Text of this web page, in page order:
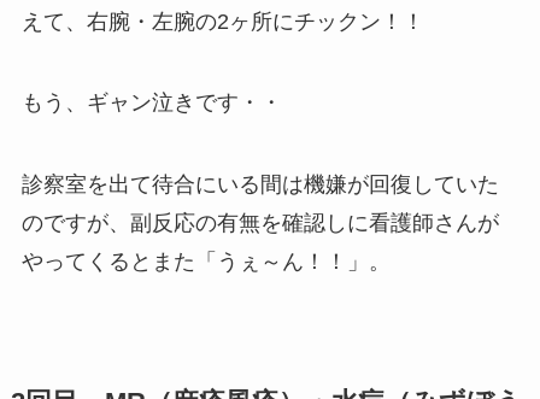
えて、右腕・左腕の2ヶ所にチックン！！
もう、ギャン泣きです・・
診察室を出て待合にいる間は機嫌が回復していた
のですが、副反応の有無を確認しに看護師さんが
やってくるとまた「うぇ～ん！！」。